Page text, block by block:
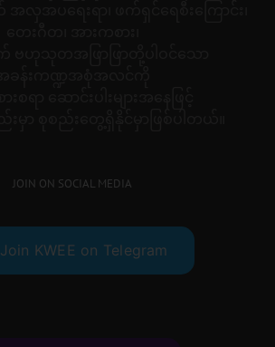
JOIN ON SOCIAL MEDIA
Join KWEE on Telegram